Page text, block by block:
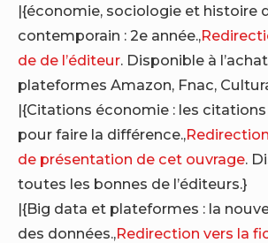
|{économie, sociologie et histoire
contemporain : 2e année.,
de de l’éditeur. Disponible à
plateformes Amazon, Fnac,
|{Citations économie : les
pour faire la différence.,
de présentation de cet ouvrage.
toutes les bonnes de l’éditeurs.}
|{Big data et plateformes : la
des données.,Redirection vers la